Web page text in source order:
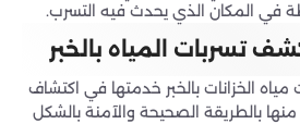
في المكان الذي يحدث فيه التسرب.
تسربات المياه بالخبر
الخزانات بالخبر خدمتها في اكتشاف
بالطريقة الصحيحة والآمنة بالشكل